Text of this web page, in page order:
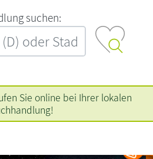
‍s‍u‍c‍h‍e‍n‍:‍
Sie online bei Ihrer lokalen